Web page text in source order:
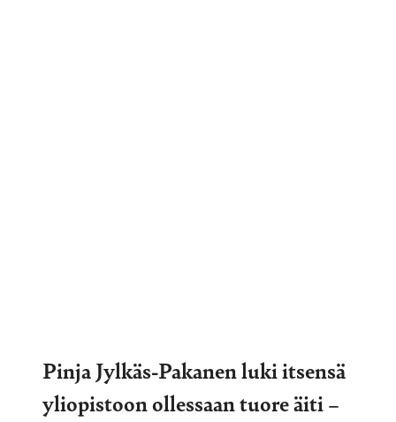
Pinja Jylkäs-Pakanen luki itsensä
yliopistoon ollessaan tuore äiti –